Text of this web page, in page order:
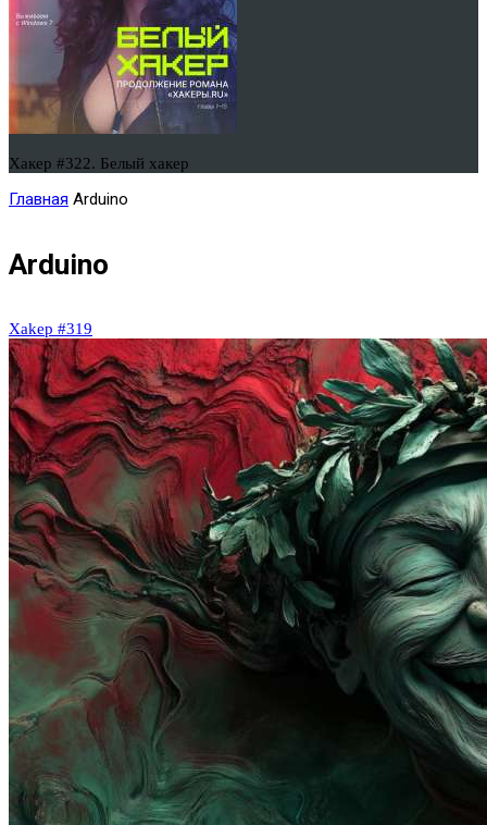
Хакер #322. Белый хакер
Главная Arduino
Arduino
Xakep #319